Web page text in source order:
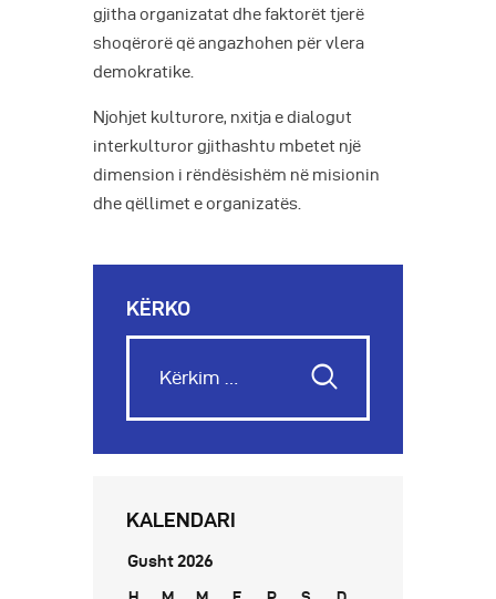
gjitha organizatat dhe faktorët tjerë
shoqërorë që angazhohen për vlera
demokratike.
Njohjet kulturore, nxitja e dialogut
interkulturor gjithashtu mbetet një
dimension i rëndësishëm në misionin
dhe qëllimet e organizatës.
KËRKO
KALENDARI
Gusht 2026